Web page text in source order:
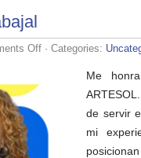
Offon· Categories:
Me
de servir
mi